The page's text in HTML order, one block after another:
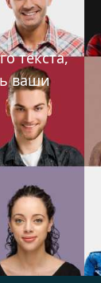
текста,
ваши